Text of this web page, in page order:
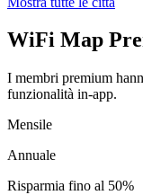
WiFi Map
I membri premium
funzionalità in-app.
Mensile
Annuale
Risparmia fino al 50%